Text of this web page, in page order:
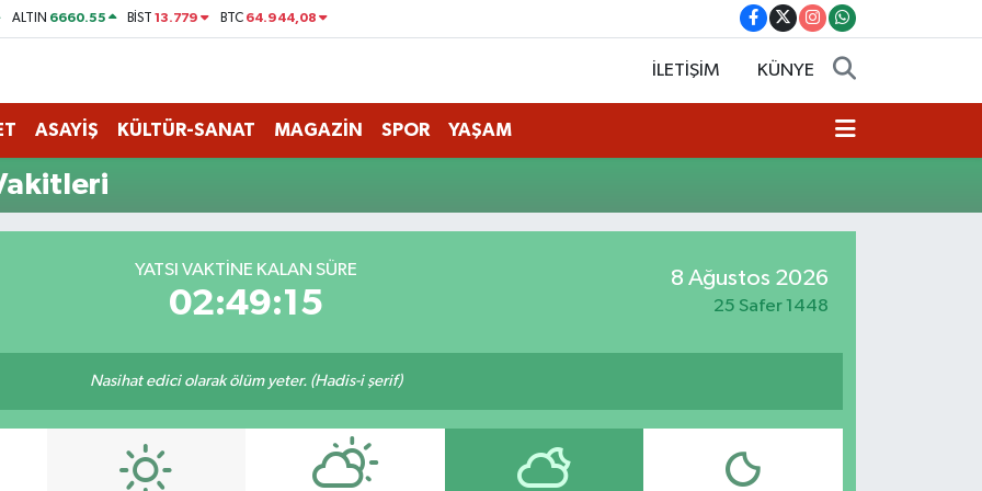
ALTIN 6660.55 BİST13.779 BTC 64.944,08
İLETİŞİM KÜNYE
ASAYİŞ KÜLTÜR-SANAT MAGAZİN SPOR YAŞAM
YATSI VAKTINE KALAN SÜRE
02:49:15
8 Ağustos 2026
25 Safer 1448
Nasihat edici olarak ölüm yeter. (Hadis-i şerif)